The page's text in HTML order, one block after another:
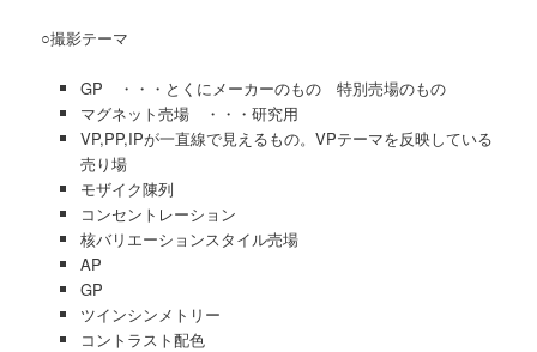
○撮影テーマ
GP ・・・とくにメーカーのもの 特別売場のもの
マグネット売場 ・・・研究用
VP,PP,IPが一直線で見えるもの。VPテーマを反映している
売り場
モザイク陳列
コンセントレーション
核バリエーションスタイル売場
AP
GP
ツインシンメトリー
コントラスト配色